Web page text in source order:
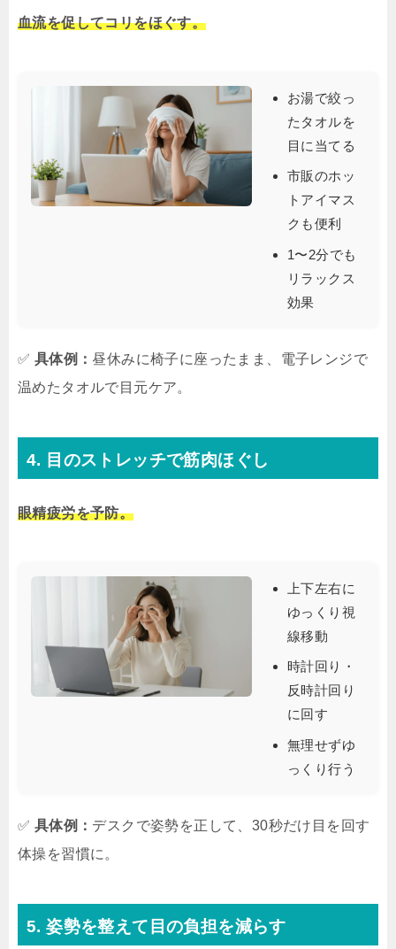
血流を促してコリをほぐす。
お湯で絞っ
たタオルを
目に当てる
市販のホッ
トアイマス
クも便利
1〜2分でも
リラックス
効果
✅ 具体例： 昼休みに椅子に座ったまま、電子レンジで
温めたタオルで目元ケア。
4. 目のストレッチで筋肉ほぐし
眼精疲労を予防。
上下左右に
ゆっくり視
線移動
時計回り・
反時計回り
に回す
無理せずゆ
っくり行う
✅ 具体例： デスクで姿勢を正して、30秒だけ目を回す
体操を習慣に。
5. 姿勢を整えて目の負担を減らす